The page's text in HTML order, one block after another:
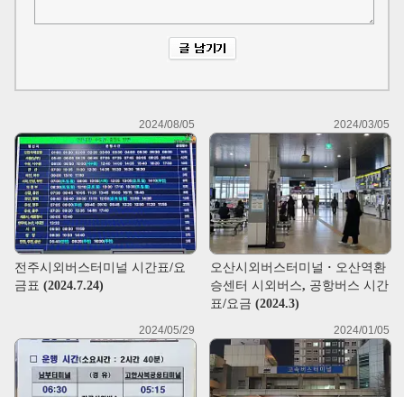
2024/08/05
전주시외버스터미널 시간표/요
금표 (2024.7.24)
2024/03/05
오산시외버스터미널 · 오산역환
승센터 시외버스, 공항버스 시간
표/요금 (2024.3)
2024/05/29 2024/01/05